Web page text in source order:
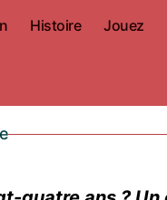
Histoire Jouez